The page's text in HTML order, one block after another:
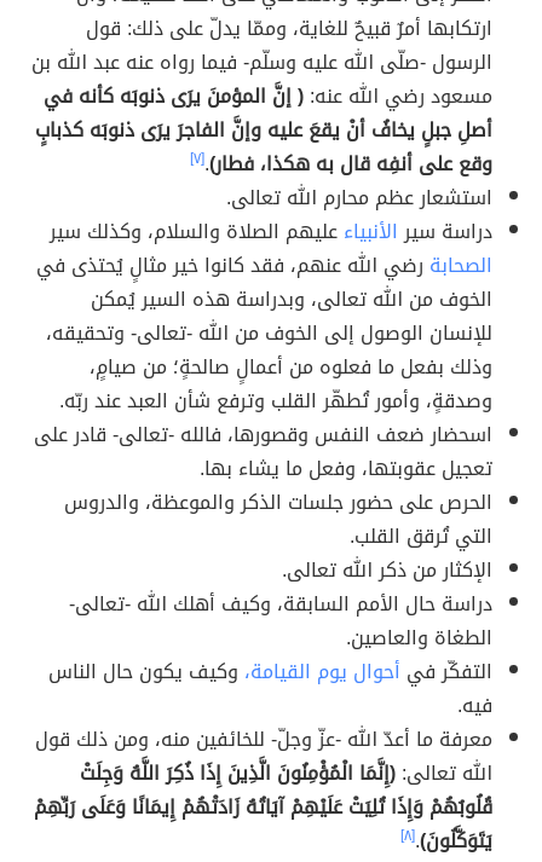
ارتكابها أمرٌ قبيحٌ للغاية، وممّا يدلّ على ذلك: قول
الرسول -صلّى الله عليه وسلّم- فيما رواه عنه عبد الله بن
مسعود رضي الله عنه:( إنَّ المؤمنَ يرَى ذنوبَه كأنه في
أصلِ جبلٍ يخافُ أنْ يقعَ عليه وإنَّ الفاجرَ يرَى ذنوبَه كذبابٍ
وقع على أنفِه قال به هكذا، فطار).[٧]
استشعار عظم محارم الله تعالى.
دراسة سيرالأنبياءعليهم الصلاة والسلام، وكذلك سير
الصحابة رضي الله عنهم، فقد كانوا خير مثالٍ يُحتذى في
الخوف من الله تعالى، وبدراسة هذه السير يُمكن
للإنسان الوصول إلى الخوف من الله -تعالى- وتحقيقه،
وذلك بفعل ما فعلوه من أعمالٍ صالحةٍ؛ من صيامٍ،
وصدقةٍ، وأمور تُطهّر القلب وترفع شأن العبد عند ربّه.
اسحضار ضعف النفس وقصورها، فالله -تعالى- قادر على
تعجيل عقوبتها، وفعل ما يشاء بها.
الحرص على حضور جلسات الذكر والموعظة، والدروس
التي تُرقق القلب.
الإكثار من ذكر الله تعالى.
دراسة حال الأمم السابقة، وكيف أهلك الله -تعالى-
الطغاة والعاصين.
التفكّر في أحوال يوم القيامة، وكيف يكون حال الناس
فيه.
معرفة ما أعدّ الله -عزّ وجلّ- للخائفين منه، ومن ذلك قول
الله تعالى:(إِنَّمَا الْمُؤْمِنُونَ الَّذِينَ إِذَا ذُكِرَ اللَّهُ وَجِلَتْ
قُلُوبُهُمْ وَإِذَا تُلِيَتْ عَلَيْهِمْ آيَاتُهُ زَادَتْهُمْ إِيمَانًا وَعَلَى رَبِّهِمْ
يَتَوَكَّلُونَ).[٨]